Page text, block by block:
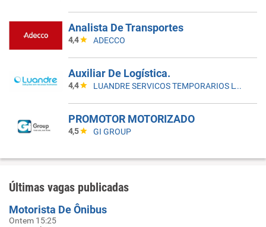
Analista De Transportes
4,4 ADECCO
Auxiliar De Logística.
4,4 LUANDRE SERVICOS TEMPORARIOS LTDA. (C-I)
PROMOTOR MOTORIZADO
4,5 GI GROUP
Últimas vagas publicadas
Motorista De Ônibus
Ontem 15:25